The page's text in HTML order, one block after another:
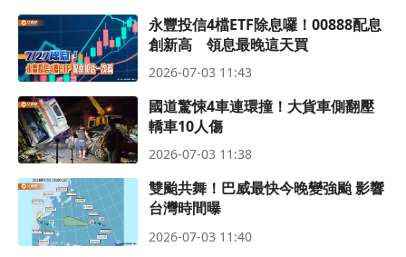
永豐投信4檔ETF除息囉！00888配息
創新高 領息最晚這天買
2026-07-03 11:43
國道驚悚4車連環撞！大貨車側翻壓
轎車10人傷
2026-07-03 11:38
雙颱共舞！巴威最快今晚變強颱 影響
台灣時間曝
2026-07-03 11:40